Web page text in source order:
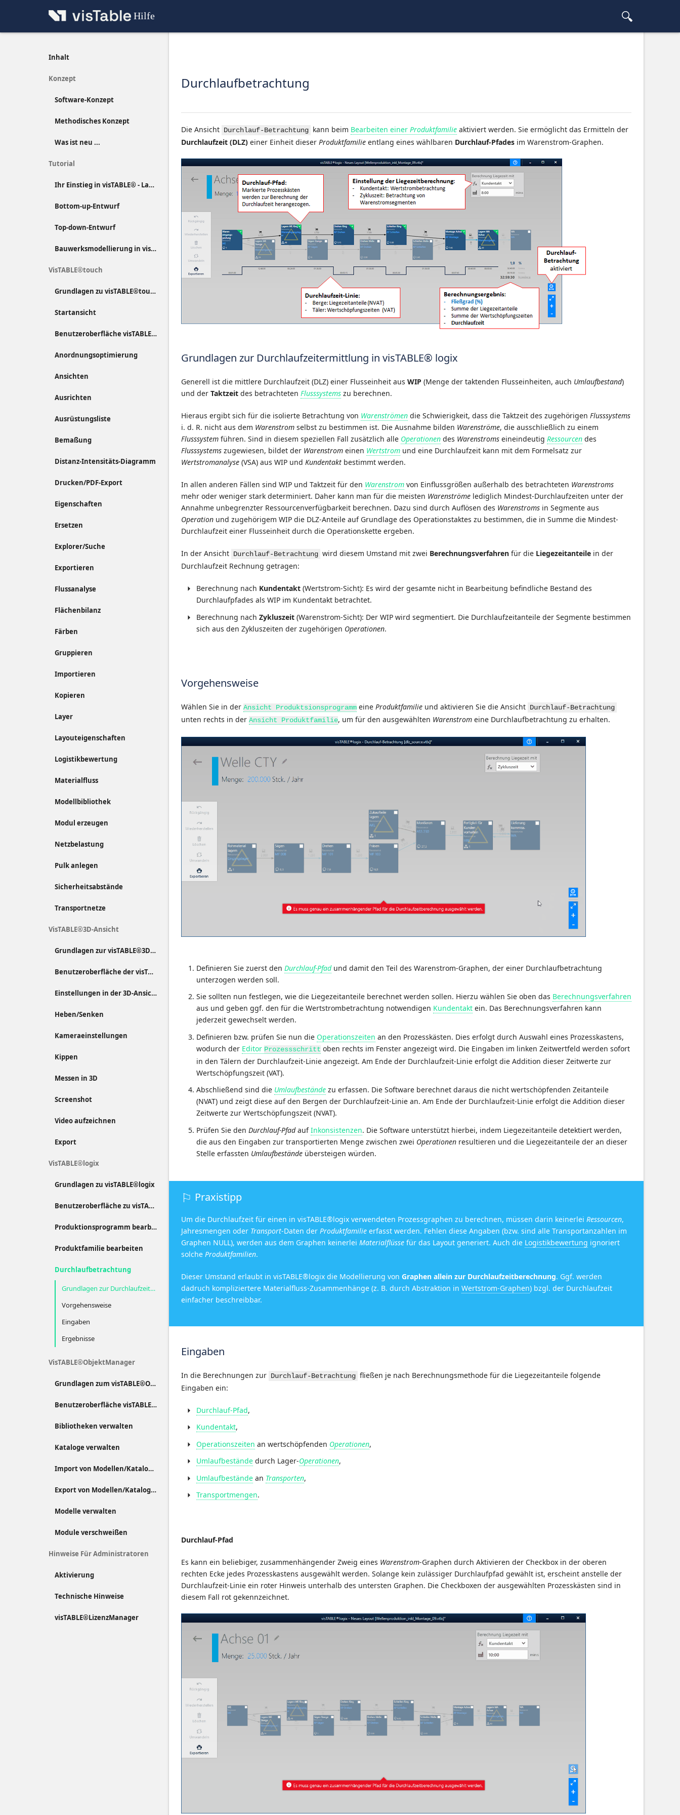
Hilfe
Inhalt
Konzept
Software-Konzept
Methodisches Konzept
Was ist neu ...
Tutorial
Ihr Einstieg in visTABLE® - Layout-Entwurf kompakt erläutert
Bottom-up-Entwurf
Top-down-Entwurf
Bauwerksmodellierung in visTABLE®
VisTABLE®touch
Grundlagen zu visTABLE®touch
Startansicht
Benutzeroberfläche visTABLE®touch
Anordnungsoptimierung
Ansichten
Ausrichten
Ausrüstungsliste
Bemaßung
Distanz-Intensitäts-Diagramm
Drucken/PDF-Export
Eigenschaften
Ersetzen
Explorer/Suche
Exportieren
Flussanalyse
Flächenbilanz
Färben
Gruppieren
Importieren
Kopieren
Layer
Layouteigenschaften
Logistikbewertung
Materialfluss
Modellbibliothek
Modul erzeugen
Netzbelastung
Pulk anlegen
Sicherheitsabstände
Transportnetze
VisTABLE®3D-Ansicht
Grundlagen zur visTABLE®3D-Ansicht
Benutzeroberfläche der visTABLE®3D-Ansicht
Einstellungen in der 3D-Ansicht
Heben/Senken
Kameraeinstellungen
Kippen
Messen in 3D
Screenshot
Video aufzeichnen
Export
VisTABLE®logix
Grundlagen zu visTABLE®logix
Benutzeroberfläche zu visTABLE®logix
Produktionsprogramm bearbeiten
Produktfamilie bearbeiten
Durchlaufbetrachtung
Grundlagen zur Durchlaufzeitermittlung in visTABLE® logix
Vorgehensweise
Eingaben
Ergebnisse
VisTABLE®ObjektManager
Grundlagen zum visTABLE®ObjektManager
Benutzeroberfläche visTABLE®ObjektManager
Bibliotheken verwalten
Kataloge verwalten
Import von Modellen/Katalogen
Export von Modellen/Katalogen
Modelle verwalten
Module verschweißen
Hinweise Für Administratoren
Aktivierung
Technische Hinweise
visTABLE®LizenzManager
Durchlaufbetrachtung
Die Ansicht Durchlauf-Betrachtung kann beim Bearbeiten einer Produktfamilie aktiviert werden. Sie ermöglicht das Ermitteln der
Durchlaufzeit (DLZ) einer Einheit dieser Produktfamilie entlang eines wählbaren Durchlauf-Pfades im Warenstrom-Graphen.
Grundlagen zur Durchlaufzeitermittlung in visTABLE® logix
Generell ist die mittlere Durchlaufzeit (DLZ) einer Flusseinheit aus WIP (Menge der taktenden Flusseinheiten, auch Umlaufbestand)
und der Taktzeit des betrachteten Flusssystems zu berechnen.
Hieraus ergibt sich für die isolierte Betrachtung von Warenströmen die Schwierigkeit, dass die Taktzeit des zugehörigen Flusssystems
i. d. R. nicht aus dem Warenstrom selbst zu bestimmen ist. Die Ausnahme bilden Warenströme, die ausschließlich zu einem
Flusssystem führen. Sind in diesem speziellen Fall zusätzlich alle Operationen des Warenstroms eineindeutig Ressourcen des
Flusssystems zugewiesen, bildet der Warenstrom einen Wertstrom und eine Durchlaufzeit kann mit dem Formelsatz zur
Wertstromanalyse (VSA) aus WIP und Kundentakt bestimmt werden.
In allen anderen Fällen sind WIP und Taktzeit für den Warenstrom von Einflussgrößen außerhalb des betrachteten Warenstroms
mehr oder weniger stark determiniert. Daher kann man für die meisten Warenströme lediglich Mindest-Durchlaufzeiten unter der
Annahme unbegrenzter Ressourcenverfügbarkeit berechnen. Dazu sind durch Auflösen des Warenstroms in Segmente aus
Operation und zugehörigem WIP die DLZ-Anteile auf Grundlage des Operationstaktes zu bestimmen, die in Summe die Mindest-
Durchlaufzeit einer Flusseinheit durch die Operationskette ergeben.
In der Ansicht Durchlauf-Betrachtung wird diesem Umstand mit zwei Berechnungsverfahren für die Liegezeitanteile in der
Durchlaufzeit Rechnung getragen:
Berechnung nach Kundentakt (Wertstrom-Sicht): Es wird der gesamte nicht in Bearbeitung befindliche Bestand des
Durchlaufpfades als WIP im Kundentakt betrachtet.
Berechnung nach Zykluszeit (Warenstrom-Sicht): Der WIP wird segmentiert. Die Durchlaufzeitanteile der Segmente bestimmen
sich aus den Zykluszeiten der zugehörigen Operationen.
Vorgehensweise
Wählen Sie in der Ansicht Produktsionsprogramm eine Produktfamilie und aktivieren Sie die Ansicht Durchlauf-Betrachtung
unten rechts in der Ansicht Produktfamilie, um für den ausgewählten Warenstrom eine Durchlaufbetrachtung zu erhalten.
Definieren Sie zuerst den Durchlauf-Pfadund damit den Teil des Warenstrom-Graphen, der einer Durchlaufbetrachtung
unterzogen werden soll.
Sie sollten nun festlegen, wie die Liegezeitanteile berechnet werden sollen. Hierzu wählen Sie oben das Berechnungsverfahren
aus und geben ggf. den für die Wertstrombetrachtung notwendigen Kundentakt ein. Das Berechnungsverfahren kann
jederzeit gewechselt werden.
Definieren bzw. prüfen Sie nun die Operationszeiten an den Prozesskästen. Dies erfolgt durch Auswahl eines Prozesskastens,
wodurch der Editor Prozessschritt oben rechts im Fenster angezeigt wird. Die Eingaben im linken Zeitwertfeld werden sofort
in den Tälern der Durchlaufzeit-Linie angezeigt. Am Ende der Durchlaufzeit-Linie erfolgt die Addition dieser Zeitwerte zur
Wertschöpfungszeit (VAT).
Abschließend sind die Umlaufbestände zu erfassen. Die Software berechnet daraus die nicht wertschöpfenden Zeitanteile
(NVAT) und zeigt diese auf den Bergen der Durchlaufzeit-Linie an. Am Ende der Durchlaufzeit-Linie erfolgt die Addition dieser
Zeitwerte zur Wertschöpfungszeit (NVAT).
Prüfen Sie den Durchlauf-PfadaufInkonsistenzen. Die Software unterstützt hierbei, indem Liegezeitanteile detektiert werden,
die aus den Eingaben zur transportierten Menge zwischen zwei Operationen resultieren und die Liegezeitanteile der an dieser
Stelle erfassten Umlaufbestände übersteigen würden.
Praxistipp
Um die Durchlaufzeit für einen in visTABLE®logix verwendeten Prozessgraphen zu berechnen, müssen darin keinerlei Ressourcen,
Jahresmengen oder Transport-Daten der Produktfamilie erfasst werden. Fehlen diese Angaben (bzw. sind alle Transportanzahlen im
Graphen NULL), werden aus dem Graphen keinerlei Materialflüsse für das Layout generiert. Auch die Logistikbewertung ignoriert
solche Produktfamilien.
Dieser Umstand erlaubt in visTABLE®logix die Modellierung von Graphen allein zur Durchlaufzeitberechnung. Ggf. werden
dadruch kompliziertere Materialfluss-Zusammenhänge (z. B. durch Abstraktion in Wertstrom-Graphen) bzgl. der Durchlaufzeit
einfacher beschreibbar.
Eingaben
In die Berechnungen zur Durchlauf-Betrachtung fließen je nach Berechnungsmethode für die Liegezeitanteile folgende
Eingaben ein:
Durchlauf-Pfad,
Kundentakt,
Operationszeiten an wertschöpfenden Operationen,
Umlaufbestände durch Lager-Operationen,
Umlaufbestände an Transporten,
Transportmengen.
Durchlauf-Pfad
Es kann ein beliebiger, zusammenhängender Zweig eines Warenstrom-Graphen durch Aktivieren der Checkbox in der oberen
rechten Ecke jedes Prozesskastens ausgewählt werden. Solange kein zulässiger Durchlaufpfad gewählt ist, erscheint anstelle der
Durchlaufzeit-Linie ein roter Hinweis unterhalb des untersten Graphen. Die Checkboxen der ausgewählten Prozesskästen sind in
diesem Fall rot gekennzeichnet.